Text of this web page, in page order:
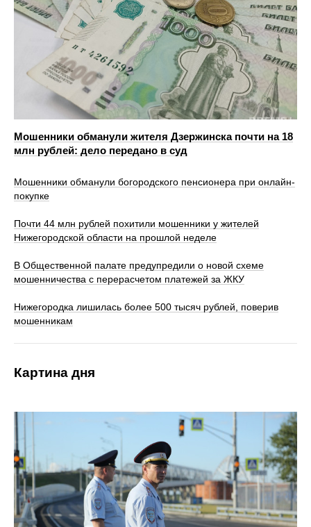
Мошенники обманули жителя Дзержинска почти на 18
млн рублей: дело передано в суд
Мошенники обманули богородского пенсионера при онлайн-
покупке
Почти 44 млн рублей похитили мошенники у жителей
Нижегородской области на прошлой неделе
В Общественной палате предупредили о новой схеме
мошенничества с перерасчетом платежей за ЖКУ
Нижегородка лишилась более 500 тысяч рублей, поверив
мошенникам
Картина дня